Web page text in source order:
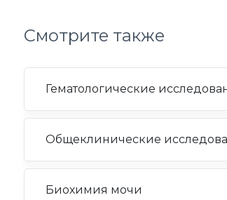
Смотрите также
Гематологические
Общеклинические
Биохимия мочи